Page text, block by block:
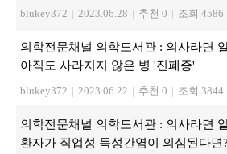
blukey372 | 2023.06.28 | 추천 0 | 조회 4586
의학전문채널 의학도서관 : 의사라면
아직도 사라지지 않은 병 '진폐증'
blukey372 | 2023.06.22 | 추천 0 | 조회 3844
의학전문채널 의학도서관 : 의사라면
환자가 직업성 독성간염이 의심된다면